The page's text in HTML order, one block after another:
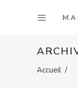
Accueil /